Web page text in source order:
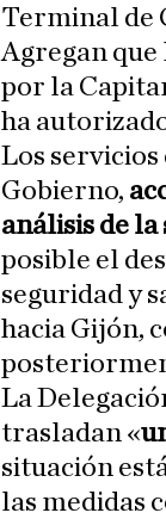
Terminal de
Agregan que
por la
ha
Los
Gobierno,
análisis de
posible el
seguridad y
hacia Gijón,
La
trasladan «
situación
las medidas